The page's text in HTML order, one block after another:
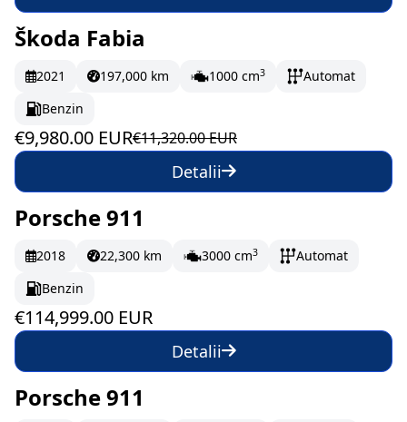
În stoc 166.33 EUR/lună
Škoda Fabia
2021 197,000 km 1000 cm3
Automat
Benzin
€9,980.00 EUR€11,320.00 EUR
Detalii
La comandă
Porsche 911
2018 22,300 km 3000 cm3
Automat
Benzin
€114,999.00 EUR
Detalii
La comandă
Porsche 911